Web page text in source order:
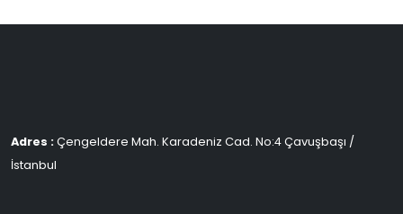
Adres : Çengeldere Mah. Karadeniz Cad. No:4 Çavuşbaşı /
İstanbul